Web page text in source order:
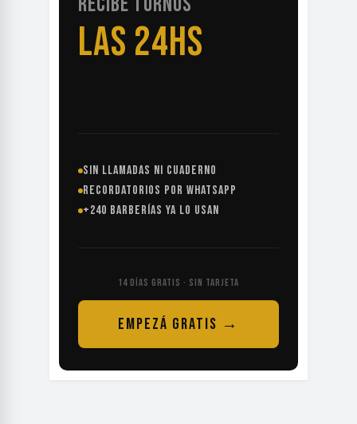
LAS 24HS
SIN LLAMADAS NI CUADERNO
RECORDATORIOS POR WHATSAPP
+240 BARBERÍAS YA LO USAN
14 DÍAS GRATIS · SIN TARJETA
EMPEZÁ GRATIS →